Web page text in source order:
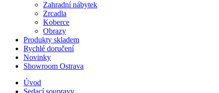
Zahradní nábytek
Zrcadla
Koberce
Obrazy
Produkty skladem
Rychlé doručení
Novinky
Showroom Ostrava
Úvod